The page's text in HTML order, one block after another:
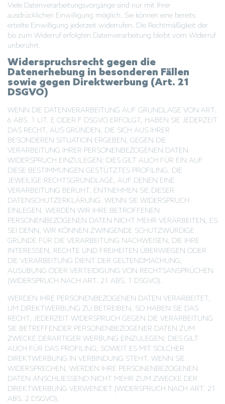
Viele Datenverarbeitungsvorgänge sind nur mit Ihrer
ausdrücklichen Einwilligung möglich. Sie können eine bereits
erteilte Einwilligung jederzeit widerrufen. Die Rechtmäßigkeit der
bis zum Widerruf erfolgten Datenverarbeitung bleibt vom Widerruf
unberührt.
Widerspruchsrecht gegen die
Datenerhebung in besonderen Fällen
sowie gegen Direktwerbung (Art. 21
DSGVO)
WENN DIE DATENVERARBEITUNG AUF GRUNDLAGE VON ART.
6 ABS. 1 LIT. E ODER F DSGVO ERFOLGT, HABEN SIE JEDERZEIT
DAS RECHT, AUS GRÜNDEN, DIE SICH AUS IHRER
BESONDEREN SITUATION ERGEBEN, GEGEN DIE
VERARBEITUNG IHRER PERSONENBEZOGENEN DATEN
WIDERSPRUCH EINZULEGEN; DIES GILT AUCH FÜR EIN AUF
DIESE BESTIMMUNGEN GESTÜTZTES PROFILING. DIE
JEWEILIGE RECHTSGRUNDLAGE, AUF DENEN EINE
VERARBEITUNG BERUHT, ENTNEHMEN SIE DIESER
DATENSCHUTZERKLÄRUNG. WENN SIE WIDERSPRUCH
EINLEGEN, WERDEN WIR IHRE BETROFFENEN
PERSONENBEZOGENEN DATEN NICHT MEHR VERARBEITEN, ES
SEI DENN, WIR KÖNNEN ZWINGENDE SCHUTZWÜRDIGE
GRÜNDE FÜR DIE VERARBEITUNG NACHWEISEN, DIE IHRE
INTERESSEN, RECHTE UND FREIHEITEN ÜBERWIEGEN ODER
DIE VERARBEITUNG DIENT DER GELTENDMACHUNG,
AUSÜBUNG ODER VERTEIDIGUNG VON RECHTSANSPRÜCHEN
(WIDERSPRUCH NACH ART. 21 ABS. 1 DSGVO).
WERDEN IHRE PERSONENBEZOGENEN DATEN VERARBEITET,
UM DIREKTWERBUNG ZU BETREIBEN, SO HABEN SIE DAS
RECHT, JEDERZEIT WIDERSPRUCH GEGEN DIE VERARBEITUNG
SIE BETREFFENDER PERSONENBEZOGENER DATEN ZUM
ZWECKE DERARTIGER WERBUNG EINZULEGEN; DIES GILT
AUCH FÜR DAS PROFILING, SOWEIT ES MIT SOLCHER
DIREKTWERBUNG IN VERBINDUNG STEHT. WENN SIE
WIDERSPRECHEN, WERDEN IHRE PERSONENBEZOGENEN
DATEN ANSCHLIESSEND NICHT MEHR ZUM ZWECKE DER
DIREKTWERBUNG VERWENDET (WIDERSPRUCH NACH ART. 21
ABS. 2 DSGVO).